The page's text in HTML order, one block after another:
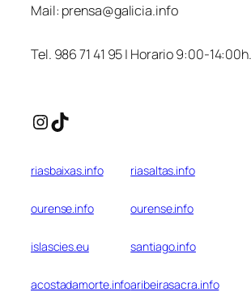
Mail: prensa@galicia.info
Tel. 986 71 41 95 | Horario 9:00-14:00h.
Instagram
TikTok
riasbaixas.info riasaltas.info
ourense.info ourense.info
islascies.eu santiago.info
acostadamorte.infoaribeirasacra.info